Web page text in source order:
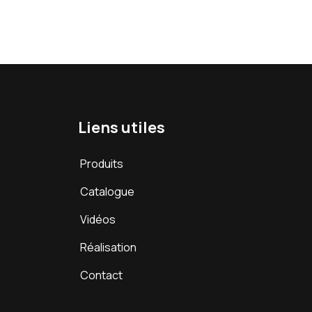
Liens utiles
Produits
Catalogue
Vidéos
Réalisation
Contact